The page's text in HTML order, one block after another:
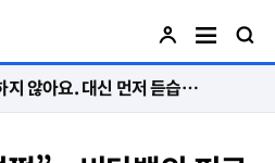
“절대 먼저 말하지 않아요. 대신 먼저 듣습니다”